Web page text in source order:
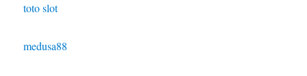
toto slot
medusa88